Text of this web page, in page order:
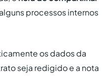
processos internos
os dados da
seja redigido e a nota